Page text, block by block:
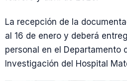
La recepción de la
al 16 de enero y deberá
personal en el Departamento
Investigación del Hospital